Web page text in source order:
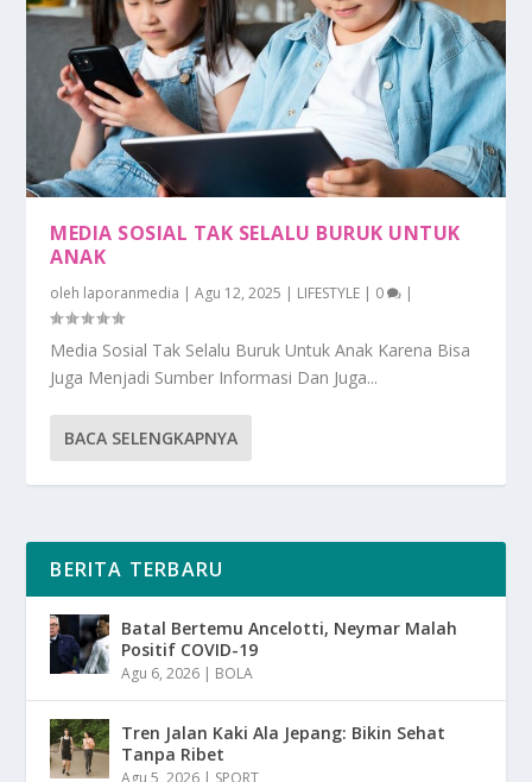
MEDIA SOSIAL TAK SELALU BURUK UNTUK
ANAK
oleh laporanmedia |Agu 12, 2025 | LIFESTYLE | 0 |
Media Sosial Tak Selalu Buruk Untuk Anak Karena Bisa
Juga Menjadi Sumber Informasi Dan Juga...
BACA SELENGKAPNYA
BERITA TERBARU
Batal Bertemu Ancelotti, Neymar Malah
Positif COVID-19
Agu 6, 2026 | BOLA
Tren Jalan Kaki Ala Jepang: Bikin Sehat
Tanpa Ribet
Agu 5, 2026 | SPORT